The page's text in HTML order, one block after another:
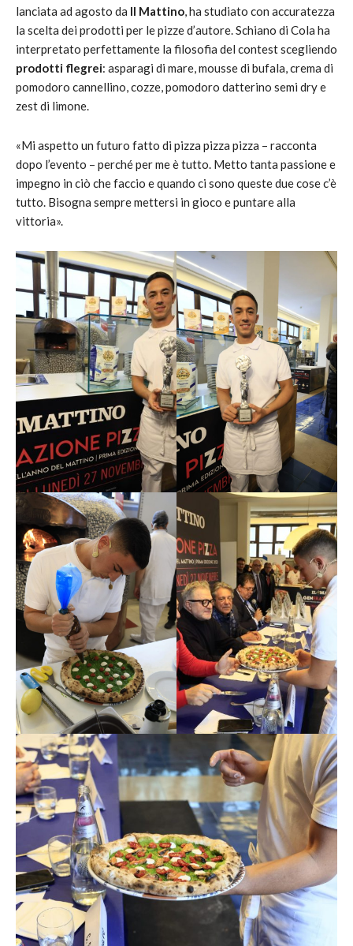
lanciata ad agosto da Il Mattino, ha studiato con accuratezza
la scelta dei prodotti per le pizze d’autore. Schiano di Cola ha
interpretato perfettamente la filosofia del contest scegliendo
prodotti flegrei: asparagi di mare, mousse di bufala, crema di
pomodoro cannellino, cozze, pomodoro datterino semi dry e
zest di limone.
«Mi aspetto un futuro fatto di pizza pizza pizza – racconta
dopo l’evento – perché per me è tutto. Metto tanta passione e
impegno in ciò che faccio e quando ci sono queste due cose c’è
tutto. Bisogna sempre mettersi in gioco e puntare alla
vittoria».